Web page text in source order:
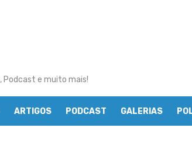
Podcast e muito mais!
ARTIGOS PODCAST GALERIAS